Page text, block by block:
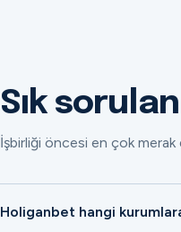
Sık
İşbirliği öncesi en çok merak
Holiganbet hangi